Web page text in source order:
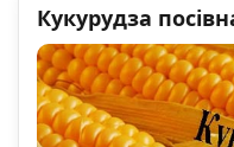
Кукурудза